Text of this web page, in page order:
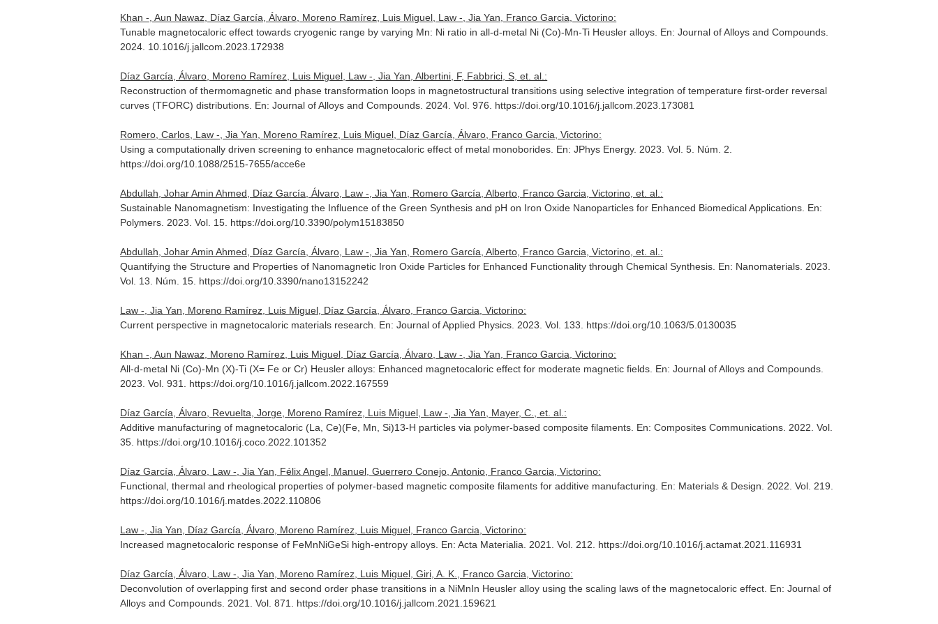
Khan -, Aun Nawaz, Díaz García, Álvaro, Moreno Ramírez, Luis Miguel, Law -, Jia Yan, Franco Garcia, Victorino:
Tunable magnetocaloric effect towards cryogenic range by varying Mn: Ni ratio in all-d-metal Ni (Co)-Mn-Ti Heusler alloys. En: Journal of Alloys and Compounds
2024. 10.1016/j.jallcom.2023.172938
Díaz García, Álvaro, Moreno Ramírez, Luis Miguel, Law -, Jia Yan, Albertini, F, Fabbrici, S, et. al.:
Reconstruction of thermomagnetic and phase transformation loops in magnetostructural transitions using selective integration of temperature first-order reversal
curves (TFORC) distributions. En: Journal of Alloys and Compounds . 2024. Vol. 976. https://doi.org/10.1016/j.jallcom.2023.173081
Romero, Carlos, Law -, Jia Yan, Moreno Ramírez, Luis Miguel, Díaz García, Álvaro, Franco Garcia, Victorino:
Using a computationally driven screening to enhance magnetocaloric effect of metal monoborides. En: JPhys Energy. 2023. Vol. 5. Núm. 2.
https://doi.org/10.1088/2515-7655/acce6e
Abdullah, Johar Amin Ahmed, Díaz García, Álvaro, Law -, Jia Yan, Romero García, Alberto, Franco Garcia, Victorino, et. al.:
Sustainable Nanomagnetism: Investigating the Influence of the Green Synthesis and pH on Iron Oxide Nanoparticles for Enhanced Biomedical Applications. En:
Polymers . 2023. Vol. 15. https://doi.org/10.3390/polym15183850
Abdullah, Johar Amin Ahmed, Díaz García, Álvaro, Law -, Jia Yan, Romero García, Alberto, Franco Garcia, Victorino, et. al.:
Quantifying the Structure and Properties of Nanomagnetic Iron Oxide Particles for Enhanced Functionality through Chemical Synthesis. En: Nanomaterials . 2023.
Vol. 13. Núm. 15. https://doi.org/10.3390/nano13152242
Law -, Jia Yan, Moreno Ramírez, Luis Miguel, Díaz García, Álvaro, Franco Garcia, Victorino:
Current perspective in magnetocaloric materials research. En: Journal of Applied Physics . 2023. Vol. 133. https://doi.org/10.1063/5.0130035
Khan -, Aun Nawaz, Moreno Ramírez, Luis Miguel, Díaz García, Álvaro, Law -, Jia Yan, Franco Garcia, Victorino:
All-d-metal Ni (Co)-Mn (X)-Ti (X= Fe or Cr) Heusler alloys: Enhanced magnetocaloric effect for moderate magnetic fields. En: Journal of Alloys and Compounds
2023. Vol. 931. https://doi.org/10.1016/j.jallcom.2022.167559
Díaz García, Álvaro, Revuelta, Jorge, Moreno Ramírez, Luis Miguel, Law -, Jia Yan, Mayer, C., et. al.:
Additive manufacturing of magnetocaloric (La, Ce)(Fe, Mn, Si)13-H particles via polymer-based composite filaments. En: Composites Communications . 2022. Vol.
35. https://doi.org/10.1016/j.coco.2022.101352
Díaz García, Álvaro, Law -, Jia Yan, Félix Angel, Manuel, Guerrero Conejo, Antonio, Franco Garcia, Victorino:
Functional, thermal and rheological properties of polymer-based magnetic composite filaments for additive manufacturing. En: Materials & Design . 2022. Vol. 219.
https://doi.org/10.1016/j.matdes.2022.110806
Law -, Jia Yan, Díaz García, Álvaro, Moreno Ramírez, Luis Miguel, Franco Garcia, Victorino:
Increased magnetocaloric response of FeMnNiGeSi high-entropy alloys. En: Acta Materialia . 2021. Vol. 212. https://doi.org/10.1016/j.actamat.2021.116931
Díaz García, Álvaro, Law -, Jia Yan, Moreno Ramírez, Luis Miguel, Giri, A. K., Franco Garcia, Victorino:
Deconvolution of overlapping first and second order phase transitions in a NiMnIn Heusler alloy using the scaling laws of the magnetocaloric effect. En: Journal of
Alloys and Compounds . 2021. Vol. 871. https://doi.org/10.1016/j.jallcom.2021.159621